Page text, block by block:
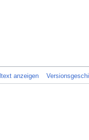
anzeigen